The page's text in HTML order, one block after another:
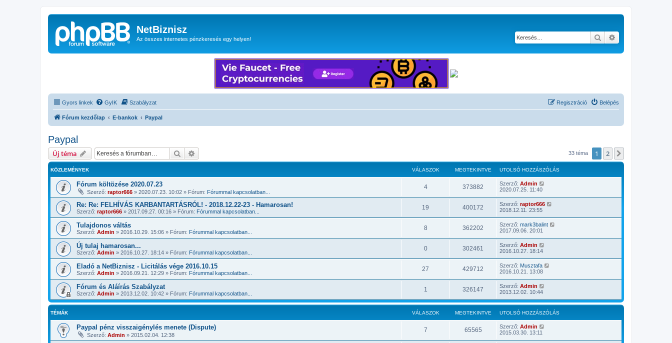
NetBiznisz
Az összes internetes pénzkeresés egy helyen! Keresés
Gyors linkek GyIK Szabályzat Belépés
Regisztráció
Fórum kezdőlap E-bankok Paypal
Paypal
Új téma Keresés 33 téma 1 2
KÖZLEMÉNYEK VÁLASZOK MEGTEKINTVE UTOLSÓ HOZZÁSZÓLÁS
Fórum költözése 2020.07.23
Szerző: raptor666 » 2020.07.23. 10:02 » Fórum: Fórummal kapcsolatban...
4 373882 Szerző: Admin
2020.07.25. 11:40
Re: Re: FELHÍVÁS KARBANTARTÁSRÓL! - 2018.12.22-23 - Hamarosan!
Szerző: raptor666 » 2017.09.27. 00:16 » Fórum: Fórummal kapcsolatban...
19 400172 Szerző: raptor666
2018.12.11. 23:55
Tulajdonos váltás
Szerző: Admin » 2016.10.29. 15:06 » Fórum: Fórummal kapcsolatban...
8 362202 Szerző: mark3balint
2017.09.06. 20:01
Új tulaj hamarosan...
Szerző: Admin » 2016.10.27. 18:14 » Fórum: Fórummal kapcsolatban...
0 302461 Szerző: Admin
2016.10.27. 18:14
Eladó a NetBiznisz - Licitálás vége 2016.10.15
Szerző: Admin » 2016.09.21. 12:29 » Fórum: Fórummal kapcsolatban...
27 429712 Szerző: Musztafa
2016.10.21. 13:08
Fórum és Aláírás Szabályzat
Szerző: Admin » 2013.12.02. 10:42 » Fórum: Fórummal kapcsolatban...
1 326147 Szerző: Admin
2013.12.02. 10:44
TÉMÁK VÁLASZOK MEGTEKINTVE UTOLSÓ HOZZÁSZÓLÁS
Paypal pénz visszaigénylés menete (Dispute)
Szerző: Admin » 2015.02.04. 12:38
7 65565 Szerző: Admin
2015.03.30. 13:11